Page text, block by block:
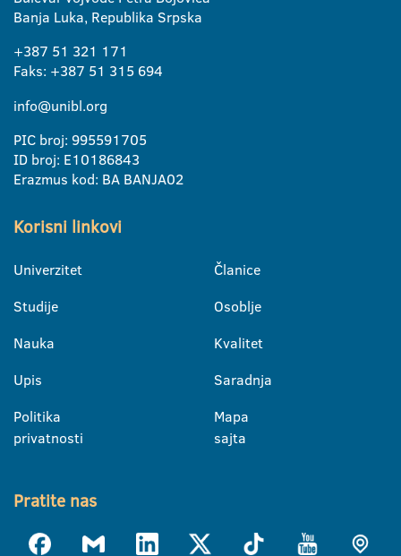
Banja Luka, Republika Srpska
+387 51 321 171
Faks: +387 51 315 694
info@unibl.org
PIC broj: 995591705
ID broj: E10186843
Erazmus kod: BA BANJA02
Korisni linkovi
Univerzitet
Studije
Nauka
Upis
Politika
privatnosti
Članice
Osoblje
Kvalitet
Saradnja
Mapa
sajta
Pratite nas